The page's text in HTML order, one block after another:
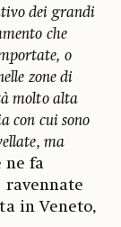
dei grandi
che
o
zone di
molto alta
con cui sono
ma
ne fa
in Veneto,